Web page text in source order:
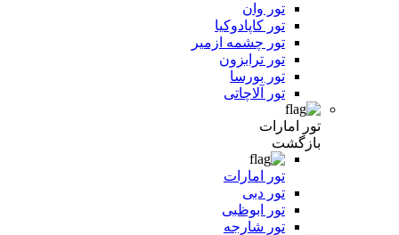
تور وان
تور کاپادوکیا
تور چشمه ازمیر
تور ترابزون
تور بورسا
تور آلاچاتی
تور امارات
بازگشت
تور امارات
تور دبی
تور ابوظبی
تور شارجه